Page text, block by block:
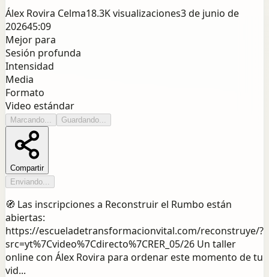
Álex Rovira Celma18.3Kvisualizaciones3 de junio de
202645:09
Mejor para
Sesión profunda
Intensidad
Media
Formato
Video estándar
Marcando... Guardando...
Compartir
Enviando...
🧭 Las inscripciones a Reconstruir el Rumbo están
abiertas:
https://escueladetransformacionvital.com/reconstruye/?
src=yt%7Cvideo%7Cdirecto%7CRER_05/26 Un taller
online con Álex Rovira para ordenar este momento de tu
vid...